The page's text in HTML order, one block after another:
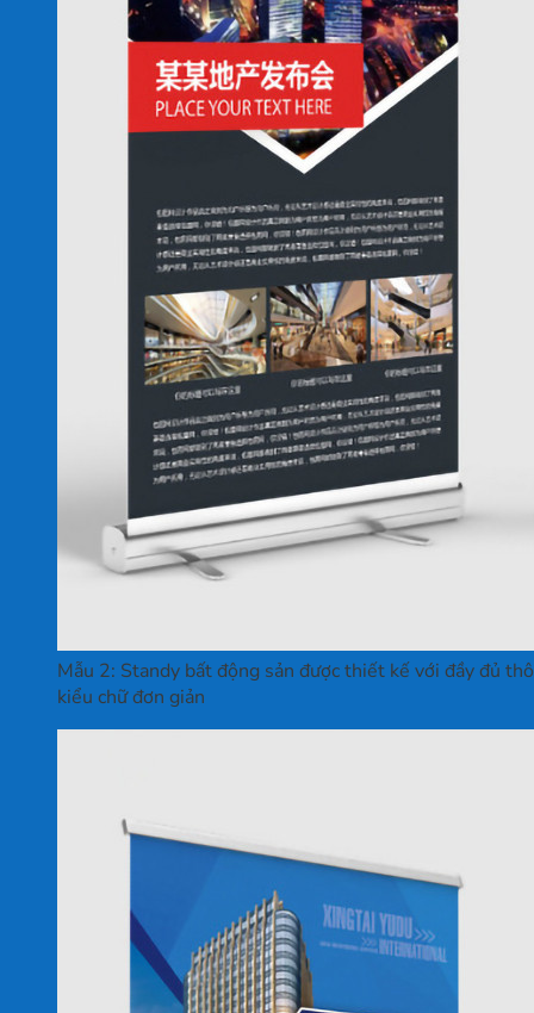
Mẫu 2: Standy bất động sản được thiết kế với đầy đủ
kiểu chữ đơn giản